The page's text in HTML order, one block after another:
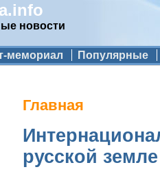
новости
мемориал Популярные
Вы здесь
Главная
русской земле